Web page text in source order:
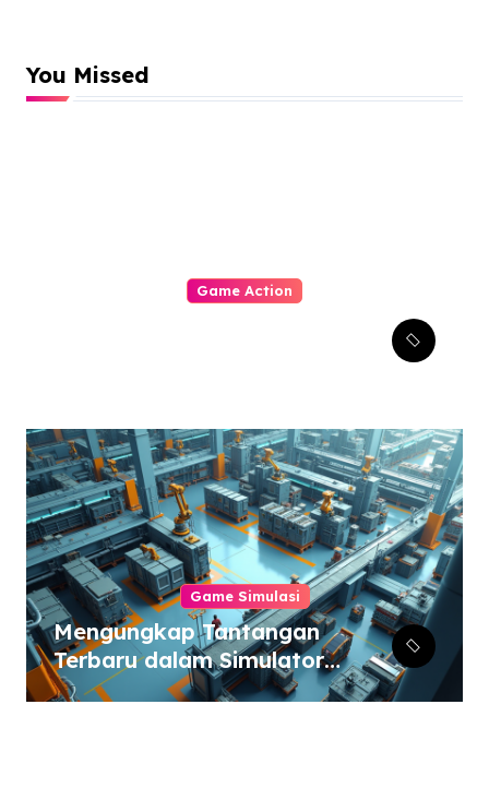
You Missed
Game Action
Game Simulasi
Mengungkap Tantangan
Terbaru dalam Simulator
Pabrik dan Otomatisasi